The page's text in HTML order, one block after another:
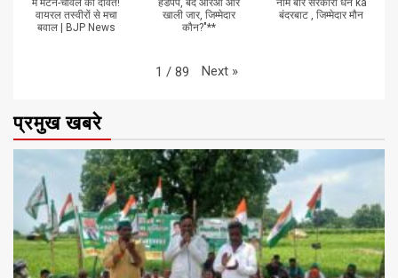
में मटन-चावल की दावत!
वायरल तस्वीरों से मचा
बवाल | BJP News
हैंडपंप, बंद आरओ और
खाली जार, जिम्मेदार
कौन?"**
नाम बार सरकारी धन ka
बंदरबाट , जिम्मेदार मौन
1 / 89 Next »
प्रमुख खबरे